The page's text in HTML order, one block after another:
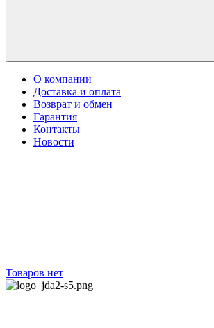
О компании
Доставка и оплата
Возврат и обмен
Гарантия
Контакты
Новости
Товаров нет